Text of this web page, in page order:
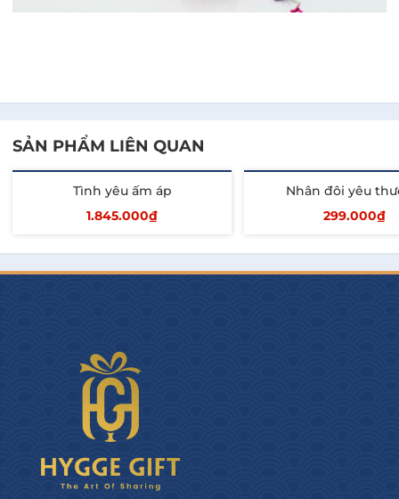
SẢN PHẨM LIÊN QUAN
Tình yêu ấm áp
1.845.000₫
Nhân đôi yêu
299.000₫